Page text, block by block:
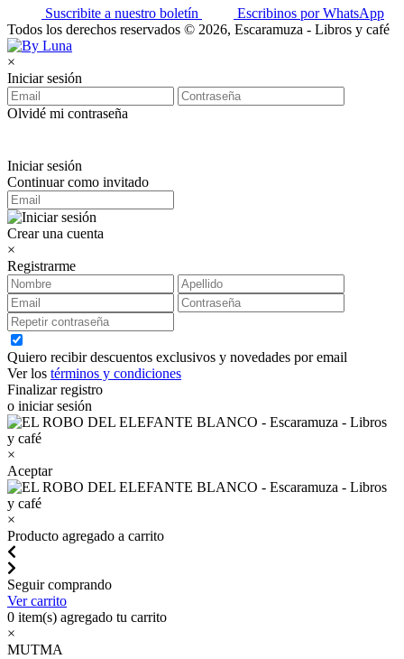
Suscribite a nuestro boletín
Escribinos por WhatsApp
Todos los derechos reservados © 2026, Escaramuza - Libros y café
×
Iniciar sesión
Olvidé mi contraseña
Iniciar sesión
Continuar como invitado
Crear una cuenta
×
Registrarme
Quiero recibir descuentos exclusivos y novedades por email
Ver los términos y condiciones
Finalizar registro
o iniciar sesión
×
Aceptar
×
Producto agregado a carrito
Seguir comprando
Ver carrito
0 item(s) agregado tu carrito
×
MUTMA